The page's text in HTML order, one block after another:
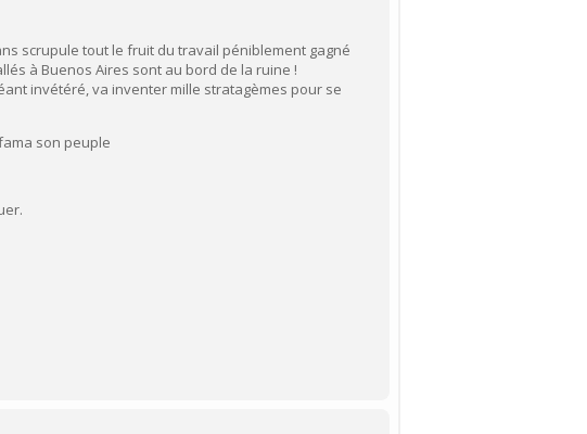
scrupule tout le fruit du travail péniblement gagné
à Buenos Aires sont au bord de la ruine !
invétéré, va inventer mille stratagèmes pour se
son peuple